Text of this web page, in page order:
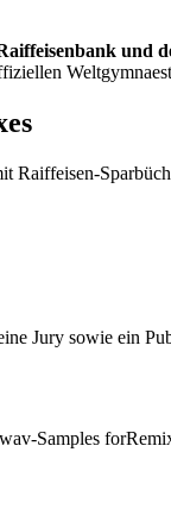
und
Raiffeisen-
Jury sowie ein
Samples